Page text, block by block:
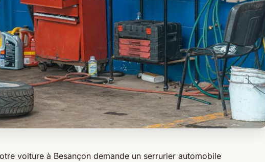
voiture à Besançon demande un serrurier automobile